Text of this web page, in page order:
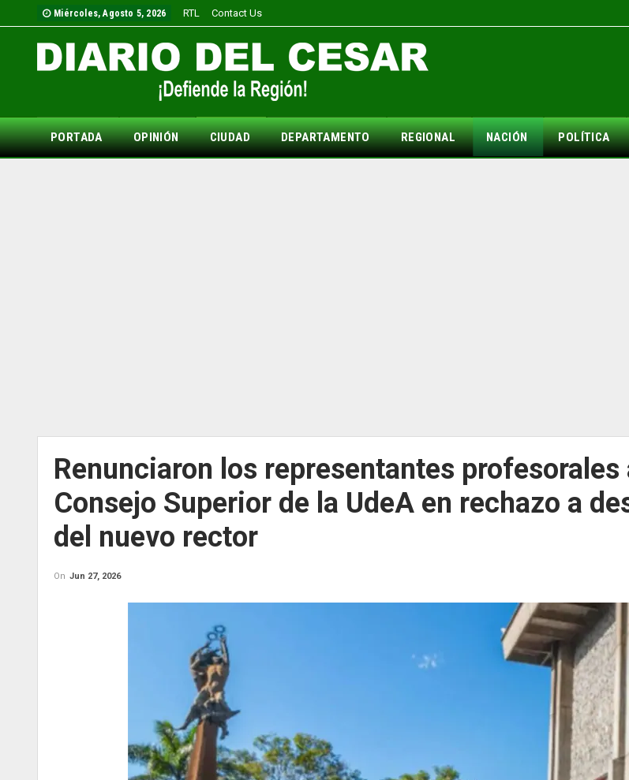
Miércoles, Agosto 5, 2026 RTL Contact Us
PORTADA OPINIÓN CIUDAD DEPARTAMENTO REGIONAL NACIÓN POLÍTICA
Renunciaron los representantes profesorales
Consejo Superior de la UdeA en rechazo a
del nuevo rector
On Jun 27, 2026